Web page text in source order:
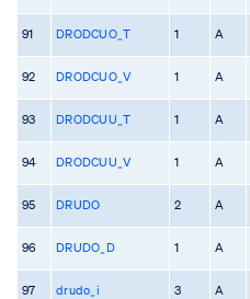
91 DRODCUO_T 1 A
92 DRODCUO_V 1 A
93 DRODCUU_T 1 A
94 DRODCUU_V 1 A
95 DRUDO 2 A
96 DRUDO_D 1 A
97 drudo_i 3 A